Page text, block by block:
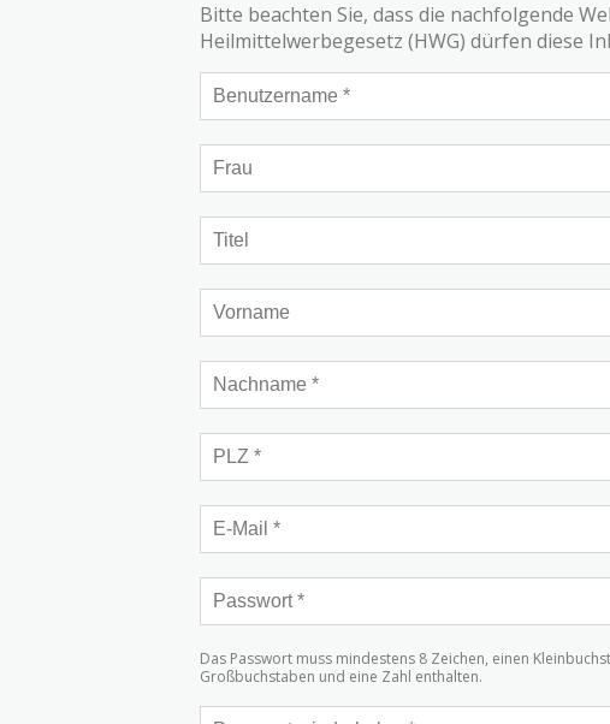
Bitte beachten Sie, dass die nachfolgende
Heilmittelwerbegesetz (HWG) dürfen diese
Das Passwort muss mindestens 8 Zeichen, einen
Großbuchstaben und eine Zahl enthalten.